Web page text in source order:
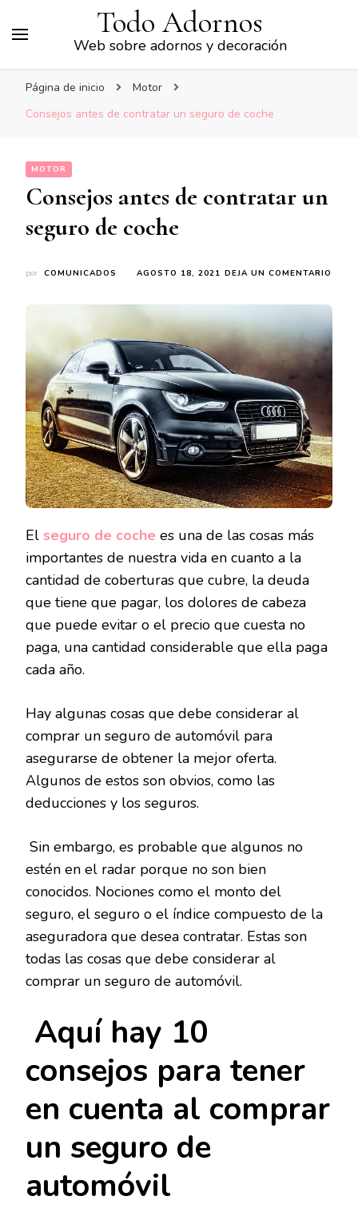
Todo Adornos
Web sobre adornos y decoración
Página de inicio
Motor
Consejos antes de contratar un seguro de coche
MOTOR
Consejos antes de contratar un
seguro de coche
por COMUNICADOS AGOSTO 18, 2021 DEJA UN COMENTARIO
UN
El seguro de coche es una de las cosas más
importantes de nuestra vida en cuanto a la
cantidad de coberturas que cubre, la deuda
que tiene que pagar, los dolores de cabeza
que puede evitar o el precio que cuesta no
paga, una cantidad considerable que ella paga
cada año.
Hay algunas cosas que debe considerar al
comprar un seguro de automóvil para
asegurarse de obtener la mejor oferta.
Algunos de estos son obvios, como las
deducciones y los seguros.
Sin embargo, es probable que algunos no
estén en el radar porque no son bien
conocidos. Nociones como el monto del
seguro, el seguro o el índice compuesto de la
aseguradora que desea contratar. Estas son
todas las cosas que debe considerar al
comprar un seguro de automóvil.
Aquí hay 10
consejos para tener
en cuenta al comprar
un seguro de
automóvil